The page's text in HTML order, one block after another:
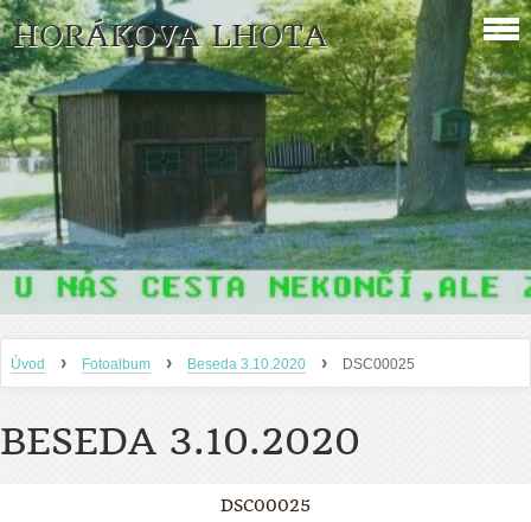
HORÁKOVA LHOTA
Úvod › Fotoalbum › Beseda 3.10.2020 › DSC00025
BESEDA 3.10.2020
DSC00025